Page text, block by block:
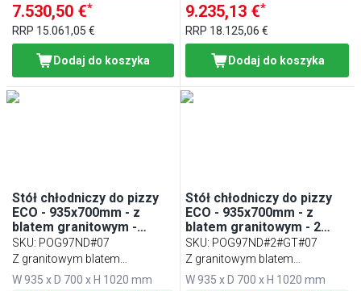
7.530,50 €*
RRP 15.061,05 €
Dodaj do koszyka
9.235,13 €*
RRP 18.125,06 €
Dodaj do koszyka
Stół chłodniczy do pizzy
ECO - 935x700mm - z
blatem granitowym -
2‑drzwiowy
SKU: POG97ND#07
Z granitowym blatem
roboczym
W 935 x D 700 x H 1020 mm
Stół chłodniczy do pizzy
ECO - 935x700mm - z
blatem granitowym - 2
drzwi przeszklone
SKU: POG97ND#2#GT#07
Z granitowym blatem
roboczym
W 935 x D 700 x H 1020 mm